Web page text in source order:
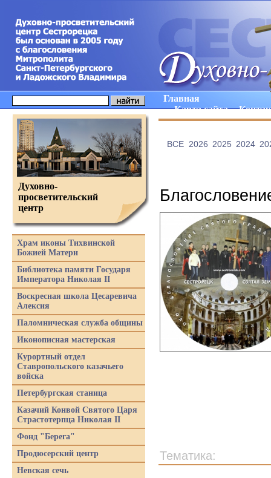
Главная
Карта сайта
ВCE 2026 2025 2024
Тематика:
Духовно-
просветительский
центр
Храм иконы Тихвинской
Божией Матери
Библиотека памяти Государя
Императора Николая II
Воскресная школа Цесаревича
Алексия
Паломническая служба общины
Иконописная мастерская
Курортный отдел
Ставропольского казачьего
войска
Петербургская станица
Казачий Конвой Святого Царя
Страстотерпца Николая II
Фонд "Берега"
Продюсерский центр
Невская сечь